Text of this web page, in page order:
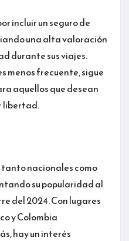
incluir un seguro de
una alta valoración
durante sus viajes.
menos frecuente, sigue
aquellos que desean
libertad.
nacionales como
su popularidad al
del 2024. Con lugares
y Colombia
hay un interés